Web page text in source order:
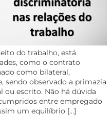
do trabalho, está
como o contrato
como bilateral,
sendo observado a primazia
ou escrito. Não há dúvida
entre empregado
um equilíbrio […]